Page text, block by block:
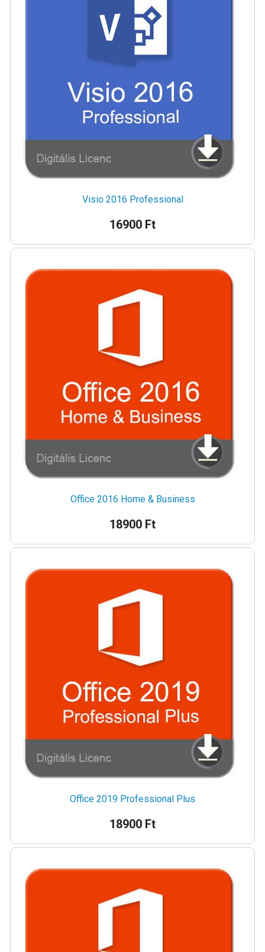
Visio 2016 Professional
16900 Ft
Office 2016 Home & Business
18900 Ft
Office 2019 Professional Plus
18900 Ft